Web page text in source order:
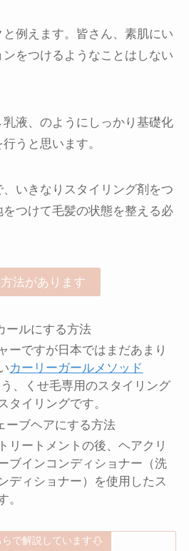
例えます。皆さん、素肌にい
をつけるようなことはしない
液、のようにしっかり基礎化
うと思います。
いきなりスタイリング剤をつ
つけて毛髪の状態を整える必
法があります
ールにする方法
ーですが日本ではまだあまり
カーリーガールメソッド
、くせ毛専用のスタイリング
タイリングです。
ーブヘアにする方法
リートメントの後、ヘアクリ
ブインコンディショナー（洗
ディショナー）を使用したス
。
で解説しています